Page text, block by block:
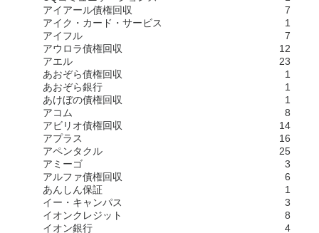
アイアール債権回収
7
アイク・カード・サービス
1
アイフル
7
アウロラ債権回収
12
アエル
23
あおぞら債権回収
1
あおぞら銀行
1
あけぼの債権回収
1
アコム
8
アビリオ債権回収
14
アプラス
16
アペンタクル
25
アミーゴ
3
アルファ債権回収
6
あんしん保証
1
イー・キャンパス
3
イオンクレジット
8
イオン銀行
4